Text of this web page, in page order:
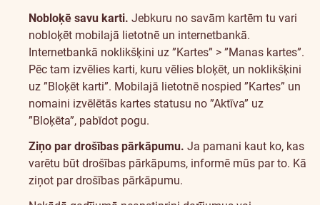
Nobloķē savu karti. Jebkuru no savām kartēm tu vari
nobloķēt mobilajā lietotnē un internetbankā.
Internetbankā noklikšķini uz ”Kartes” > ”Manas kartes”.
Pēc tam izvēlies karti, kuru vēlies bloķēt, un noklikšķini
uz ”Bloķēt karti”. Mobilajā lietotnē nospied ”Kartes” un
nomaini izvēlētās kartes statusu no ”Aktīva” uz
”Bloķēta”, pabīdot pogu.
Ziņo par drošības pārkāpumu. Ja pamani kaut ko, kas
varētu būt drošības pārkāpums, informē mūs par to. Kā
ziņot par drošības pārkāpumu.